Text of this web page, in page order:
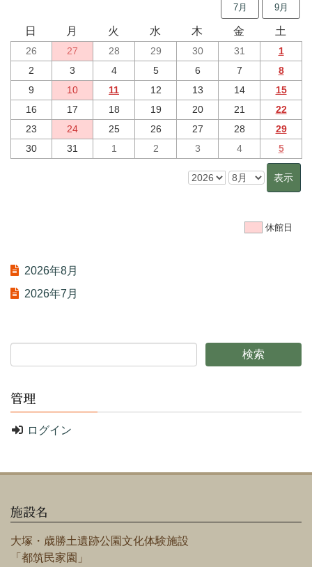
7月 9月
日 月 火 水 木 金 土
26 27 28 29 30 31
1
2
3 4 5 6 7
8
9
10 11 12 13 14
15
16
17 18 19 20 21
22
23
24 25 26 27 28
29
30
31 1 2 3 4 5
休館日
2026年8月
2026年7月
管理
ログイン
施設名
大塚・歳勝土遺跡公園文化体験施設
「都筑民家園」